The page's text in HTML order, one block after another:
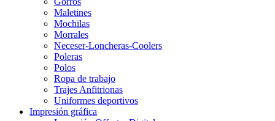
Maletines
Mochilas
Morrales
Neceser-Loncheras-Coolers
Poleras
Polos
Ropa de trabajo
Trajes Anfitrionas
Uniformes deportivos
Impresión gráfica